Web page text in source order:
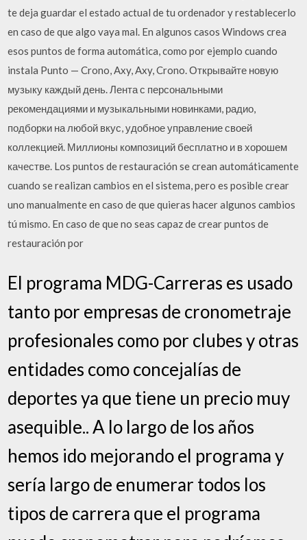
te deja guardar el estado actual de tu ordenador y restablecerlo
en caso de que algo vaya mal. En algunos casos Windows crea
esos puntos de forma automática, como por ejemplo cuando
instala Punto — Crono, Axy, Axy, Crono. Открывайте новую
музыку каждый день. Лента с персональными
рекомендациями и музыкальными новинками, радио,
подборки на любой вкус, удобное управление своей
коллекцией. Миллионы композиций бесплатно и в хорошем
качестве. Los puntos de restauración se crean automáticamente
cuando se realizan cambios en el sistema, pero es posible crear
uno manualmente en caso de que quieras hacer algunos cambios
tú mismo. En caso de que no seas capaz de crear puntos de
restauración por
El programa MDG-Carreras es usado
tanto por empresas de cronometraje
profesionales como por clubes y otras
entidades como concejalías de
deportes ya que tiene un precio muy
asequible.. A lo largo de los años
hemos ido mejorando el programa y
sería largo de enumerar todos los
tipos de carrera que el programa